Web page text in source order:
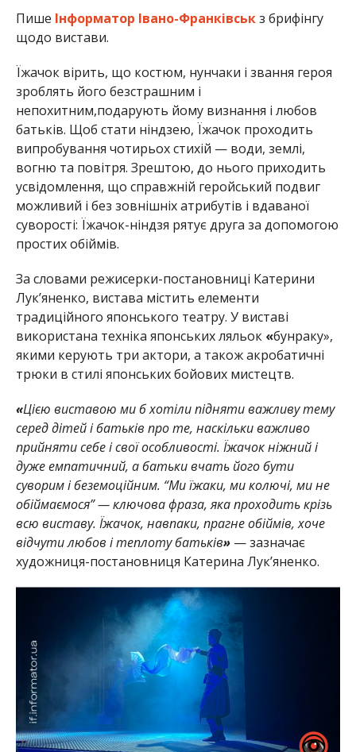
Пише Інформатор Івано-Франківськз брифінгу
щодо вистави.
Їжачок вірить, що костюм, нунчаки і звання героя
зроблять його безстрашним і
непохитним,подарують йому визнання і любов
батьків. Щоб стати ніндзею, Їжачок проходить
випробування чотирьох стихій — води, землі,
вогню та повітря. Зрештою, до нього приходить
усвідомлення, що справжній геройський подвиг
можливий і без зовнішніх атрибутів і вдаваної
суворості: Їжачок-ніндзя рятує друга за допомогою
простих обіймів.
За словами режисерки-постановниці Катерини
Лук’яненко, вистава містить елементи
традиційного японського театру. У виставі
використана техніка японських ляльок «бунраку»,
якими керують три актори, а також акробатичні
трюки в стилі японських бойових мистецтв.
«Цією виставою ми б хотіли підняти важливу тему
серед дітей і батьків про те, наскільки важливо
прийняти себе і свої особливості. Їжачок ніжний і
дуже емпатичний, а батьки вчать його бути
суворим і беземоційним. “Ми їжаки, ми колючі, ми не
обіймаємося” — ключова фраза, яка проходить крізь
всю виставу. Їжачок, навпаки, прагне обіймів, хоче
відчути любов і теплоту батьків»— зазначає
художниця-постановниця Катерина Лук’яненко.